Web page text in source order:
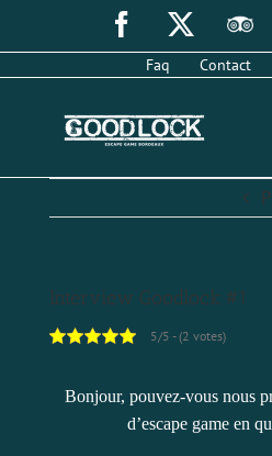
Facebook
Faq Contact
Interview Goodlock #1
5/5 - (2 votes)
Bonjour, pouvez-vous nous
d’escape game en